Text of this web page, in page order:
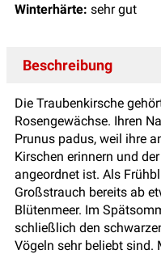
Winterhärte: sehr gut
Beschreibung
Die Traubenkirsche
Rosengewächse. Ihren
Prunus padus, weil ihre
Kirschen erinnern und
angeordnet ist. Als
Großstrauch bereits ab
Blütenmeer. Im
schließlich den
Vögeln sehr beliebt sind.